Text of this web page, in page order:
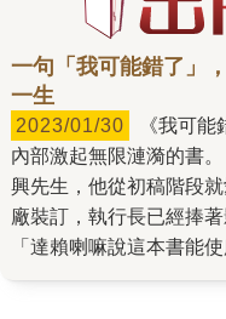
一句「我可能錯了」
一生
2023/01/30
內部激起無限漣漪的書
興先生，他從初稿階段
廠裝訂，執行長已經捧
「達賴喇嘛說這本書能